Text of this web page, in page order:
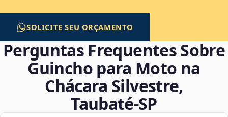
SOLICITE SEU ORÇAMENTO
Perguntas Frequentes Sobre
Guincho para Moto na
Chácara Silvestre,
Taubaté‑SP